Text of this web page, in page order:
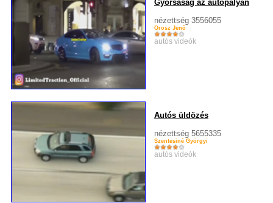
Gyorsaság az autópályán
nézettség 3556055
Orosz Jenõ
autós videók
Autós üldözés
nézettség 5655335
Szentesiné Györgyi
autós videók